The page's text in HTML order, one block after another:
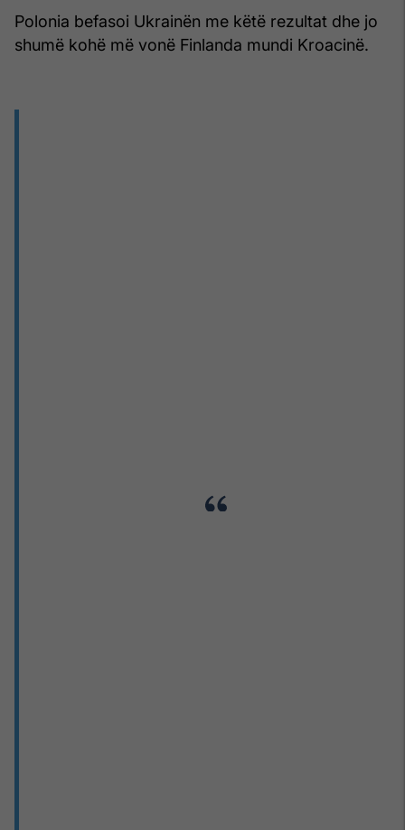
Polonia befasoi Ukrainën me këtë rezultat dhe jo
shumë kohë më vonë Finlanda mundi Kroacinë.